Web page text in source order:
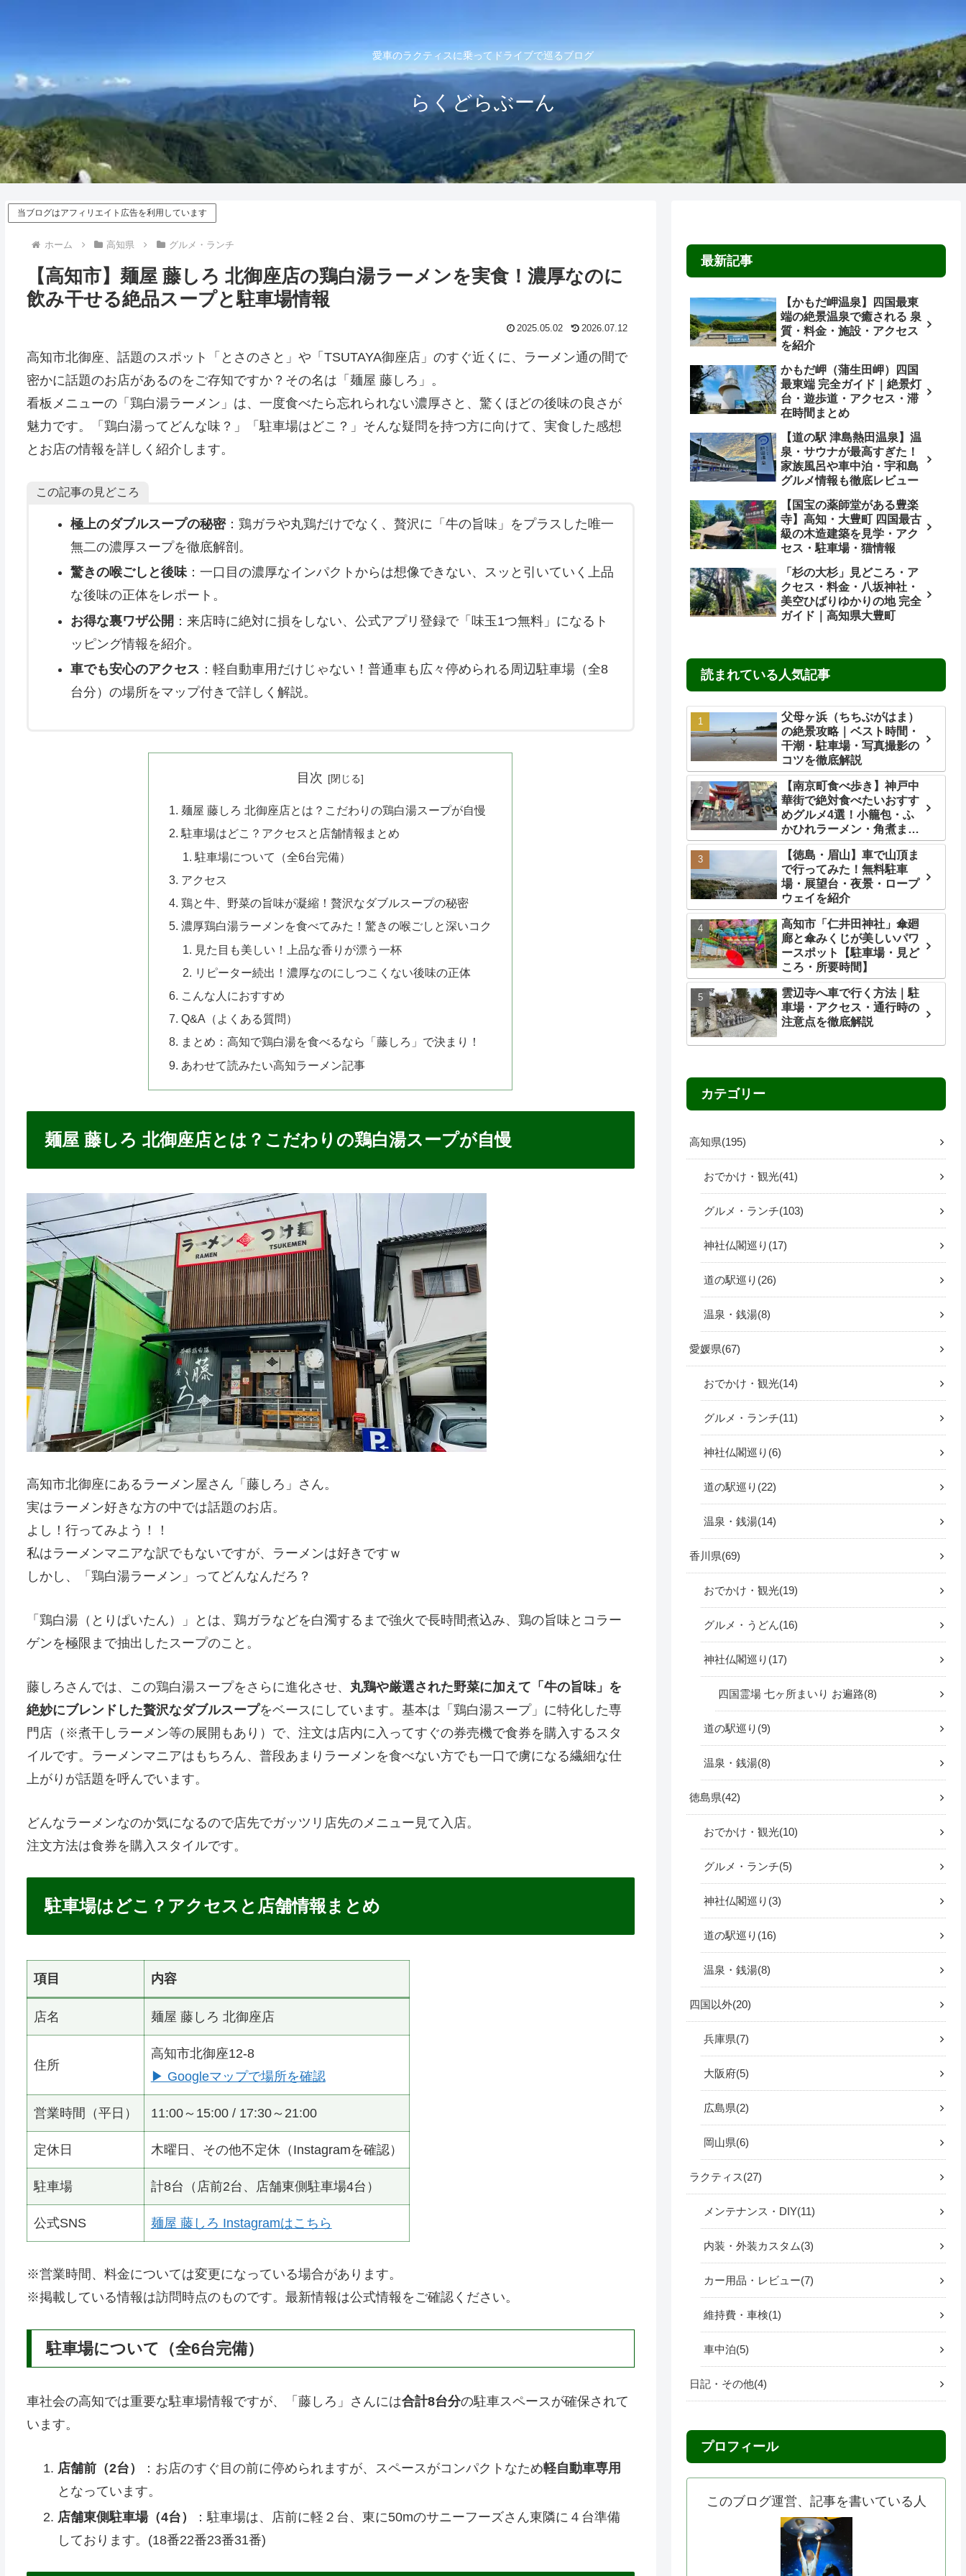
愛車のラクティスに乗ってドライブで巡るブログ
らくどらぶーん
当ブログはアフィリエイト広告を利用しています
ホーム 高知県 グルメ・ランチ
【高知市】麺屋 藤しろ 北御座店の鶏白湯ラーメンを実食！濃厚なのに
飲み干せる絶品スープと駐車場情報
2025.05.02 2026.07.12
高知市北御座、話題のスポット「とさのさと」や「TSUTAYA御座店」のすぐ近くに、ラーメン通の間で
密かに話題のお店があるのをご存知ですか？その名は「麺屋 藤しろ」。
看板メニューの「鶏白湯ラーメン」は、一度食べたら忘れられない濃厚さと、驚くほどの後味の良さが
魅力です。「鶏白湯ってどんな味？」「駐車場はどこ？」そんな疑問を持つ方に向けて、実食した感想
とお店の情報を詳しく紹介します。
この記事の見どころ
極上のダブルスープの秘密：鶏ガラや丸鶏だけでなく、贅沢に「牛の旨味」をプラスした唯一
無二の濃厚スープを徹底解剖。
驚きの喉ごしと後味：一口目の濃厚なインパクトからは想像できない、スッと引いていく上品
な後味の正体をレポート。
お得な裏ワザ公開 ：来店時に絶対に損をしない、公式アプリ登録で「味玉1つ無料」になるト
ッピング情報を紹介。
車でも安心のアクセス ：軽自動車用だけじゃない！普通車も広々停められる周辺駐車場（全8
台分）の場所をマップ付きで詳しく解説。
目次
麺屋 藤しろ 北御座店とは？こだわりの鶏白湯スープが自慢
駐車場はどこ？アクセスと店舗情報まとめ
駐車場について（全6台完備）
アクセス
鶏と牛、野菜の旨味が凝縮！贅沢なダブルスープの秘密
濃厚鶏白湯ラーメンを食べてみた！驚きの喉ごしと深いコク
見た目も美しい！上品な香りが漂う一杯
リピーター続出！濃厚なのにしつこくない後味の正体
こんな人におすすめ
Q&A（よくある質問）
まとめ：高知で鶏白湯を食べるなら「藤しろ」で決まり！
あわせて読みたい高知ラーメン記事
麺屋 藤しろ 北御座店とは？こだわりの鶏白湯スープが自慢
高知市北御座にあるラーメン屋さん「藤しろ」さん。
実はラーメン好きな方の中では話題のお店。
よし！行ってみよう！！
私はラーメンマニアな訳でもないですが、ラーメンは好きですｗ
しかし、「鶏白湯ラーメン」ってどんなんだろ？
「鶏白湯（とりぱいたん）」とは、鶏ガラなどを白濁するまで強火で長時間煮込み、鶏の旨味とコラー
ゲンを極限まで抽出したスープのこと。
藤しろさんでは、この鶏白湯スープをさらに進化させ、 丸鶏や厳選された野菜に加えて「牛の旨味」を
絶妙にブレンドした贅沢なダブルスープをベースにしています。基本は「鶏白湯スープ」に特化した専
門店（※煮干しラーメン等の展開もあり）で、注文は店内に入ってすぐの券売機で食券を購入するスタ
イルです。ラーメンマニアはもちろん、普段あまりラーメンを食べない方でも一口で虜になる繊細な仕
上がりが話題を呼んでいます。
どんなラーメンなのか気になるので店先でガッツリ店先のメニュー見て入店。
注文方法は食券を購入スタイルです。
駐車場はどこ？アクセスと店舗情報まとめ
項目 内容
店名 麺屋 藤しろ 北御座店
住所
高知市北御座12-8
▶ Googleマップで場所を確認
営業時間（平日） 11:00～15:00 / 17:30～21:00
定休日 木曜日、その他不定休（Instagramを確認）
駐車場 計8台（店前2台、店舗東側駐車場4台）
公式SNS 麺屋 藤しろ Instagramはこちら
※営業時間、料金については変更になっている場合があります。
※掲載している情報は訪問時点のものです。最新情報は公式情報をご確認ください。
駐車場について（全6台完備）
車社会の高知では重要な駐車場情報ですが、「藤しろ」さんには合計8台分の駐車スペースが確保されて
います。
店舗前（2台） ：お店のすぐ目の前に停められますが、スペースがコンパクトなため軽自動車専用
となっています。
店舗東側駐車場（4台）
：駐車場は、店前に軽２台、東に50mのサニーフーズさん東隣に４台準備
しております。(18番22番23番31番)
最新記事
【かもだ岬温泉】四国最東
端の絶景温泉で癒される 泉
質・料金・施設・アクセス
を紹介
かもだ岬（蒲生田岬）四国
最東端 完全ガイド｜絶景灯
台・遊歩道・アクセス・滞
在時間まとめ
【道の駅 津島熱田温泉】温
泉・サウナが最高すぎた！
家族風呂や車中泊・宇和島
グルメ情報も徹底レビュー
【国宝の薬師堂がある豊楽
寺】高知・大豊町 四国最古
級の木造建築を見学・アク
セス・駐車場・猫情報
「杉の大杉」見どころ・ア
クセス・料金・八坂神社・
美空ひばりゆかりの地 完全
ガイド｜高知県大豊町
読まれている人気記事
父母ヶ浜（ちちぶがはま）
の絶景攻略｜ベスト時間・
干潮・駐車場・写真撮影の
コツを徹底解説
【南京町食べ歩き】神戸中
華街で絶対食べたいおすす
めグルメ4選！小籠包・ふ
かひれラーメン・角煮ま
ん・ごま団子を実食レビュ
ー
【徳島・眉山】車で山頂ま
で行ってみた！無料駐車
場・展望台・夜景・ロープ
ウェイを紹介
高知市「仁井田神社」傘廻
廊と傘みくじが美しいパワ
ースポット【駐車場・見ど
ころ・所要時間】
雲辺寺へ車で行く方法｜駐
車場・アクセス・通行時の
注意点を徹底解説
カテゴリー
高知県 195
おでかけ・観光 41
グルメ・ランチ 103
神社仏閣巡り 17
道の駅巡り 26
温泉・銭湯 8
愛媛県 67
おでかけ・観光 14
グルメ・ランチ 11
神社仏閣巡り 6
道の駅巡り 22
温泉・銭湯 14
香川県 69
おでかけ・観光 19
グルメ・うどん 16
神社仏閣巡り 17
四国霊場 七ヶ所まいり お遍路 8
道の駅巡り 9
温泉・銭湯 8
徳島県 42
おでかけ・観光 10
グルメ・ランチ 5
神社仏閣巡り 3
道の駅巡り 16
温泉・銭湯 8
四国以外 20
兵庫県 7
大阪府 5
広島県 2
岡山県 6
ラクティス 27
メンテナンス・DIY 11
内装・外装カスタム 3
カー用品・レビュー 7
維持費・車検 1
車中泊 5
日記・その他 4
プロフィール
このブログ運営、記事を書いている人